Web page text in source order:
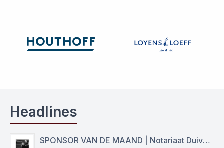
Headlines
SPONSOR VAN DE MAAND | Notariaat Duiven Westervoort